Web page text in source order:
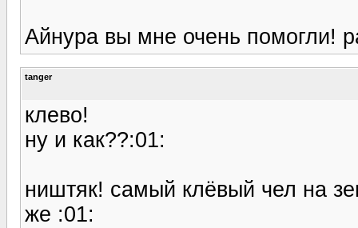
Айнура вы мне очень помогли!
tanger
клево!
ну и как??:01:
ништяк! самый клёвый чел на
же :01: